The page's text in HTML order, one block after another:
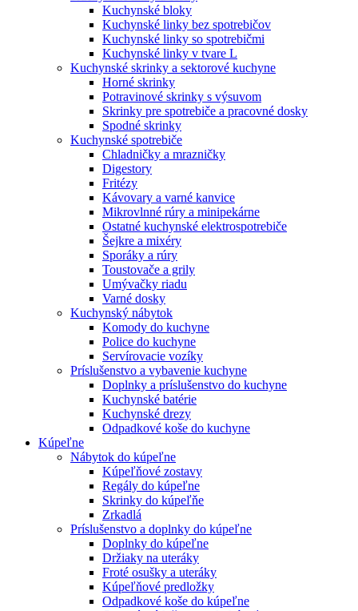
Kuchynské bloky
Kuchynské linky bez spotrebičov
Kuchynské linky so spotrebičmi
Kuchynské linky v tvare L
Kuchynské skrinky a sektorové kuchyne
Horné skrinky
Potravinové skrinky s výsuvom
Skrinky pre spotrebiče a pracovné dosky
Spodné skrinky
Kuchynské spotrebiče
Chladničky a mrazničky
Digestory
Fritézy
Kávovary a varné kanvice
Mikrovlnné rúry a minipekárne
Ostatné kuchynské elektrospotrebiče
Šejkre a mixéry
Sporáky a rúry
Toustovače a grily
Umývačky riadu
Varné dosky
Kuchynský nábytok
Komody do kuchyne
Police do kuchyne
Servírovacie vozíky
Príslušenstvo a vybavenie kuchyne
Doplnky a príslušenstvo do kuchyne
Kuchynské batérie
Kuchynské drezy
Odpadkové koše do kuchyne
Kúpeľne
Nábytok do kúpeľne
Kúpeľňové zostavy
Regály do kúpeľne
Skrinky do kúpeľňe
Zrkadlá
Príslušenstvo a doplnky do kúpeľne
Doplnky do kúpeľne
Držiaky na uteráky
Froté osušky a uteráky
Kúpeľňové predložky
Odpadkové koše do kúpeľne